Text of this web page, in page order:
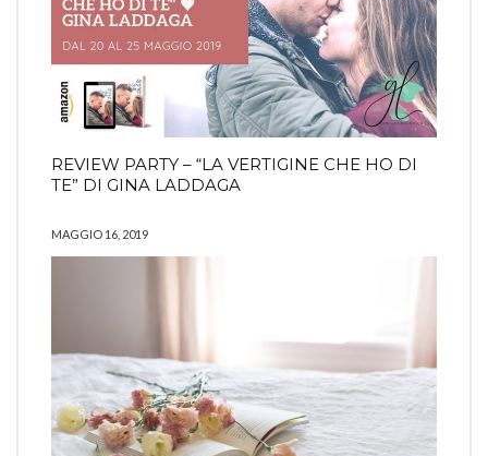
REVIEW PARTY – “LA VERTIGINE CHE HO DI
TE” DI GINA LADDAGA
MAGGIO 16, 2019